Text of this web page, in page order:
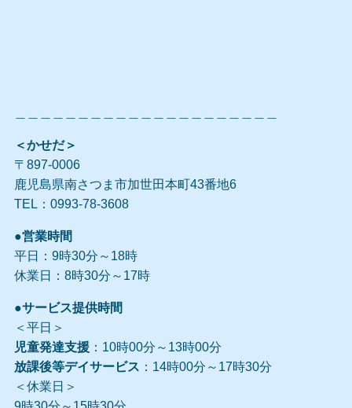
＜かせだ＞
〒897-0006
鹿児島県南さつま市加世田本町43番地6
TEL：0993-78-3608
●営業時間
平日：9時30分～18時
休業日：8時30分～17時
●サービス提供時間
＜平日＞
児童発達支援：10時00分～13時00分
放課後等デイサービス ：14時00分～17時30分
＜休業日＞